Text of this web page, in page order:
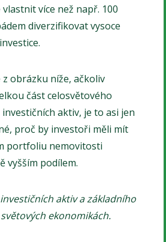
více než např. 100
diverzifikovat vysoce
obrázku níže, ačkoliv
část celosvětového
aktiv, je to asi jen
proč by investoři měli mít
portfoliu nemovitosti
vyšším podílem.
aktiv a základního
ekonomikách.